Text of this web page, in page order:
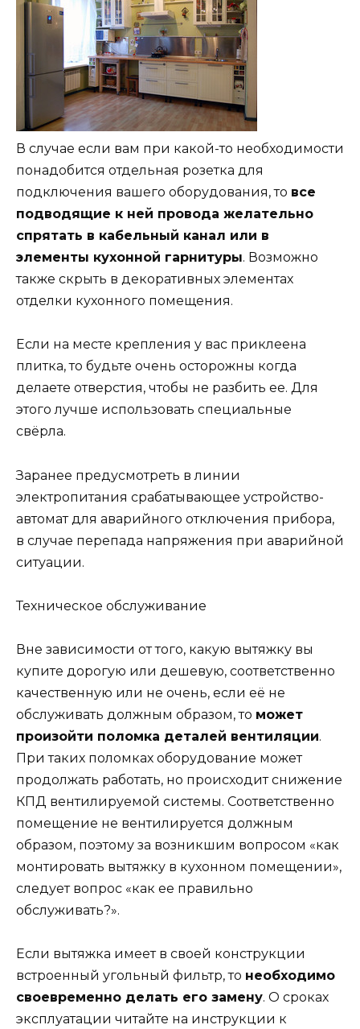
В случае если вам при какой-то необходимости
понадобится отдельная розетка для
подключения вашего оборудования, то все
подводящие к ней провода желательно
спрятать в кабельный канал или в
элементы кухонной гарнитуры. Возможно
также скрыть в декоративных элементах
отделки кухонного помещения.
Если на месте крепления у вас приклеена
плитка, то будьте очень осторожны когда
делаете отверстия, чтобы не разбить ее. Для
этого лучше использовать специальные
свёрла.
Заранее предусмотреть в линии
электропитания срабатывающее устройство-
автомат для аварийного отключения прибора,
в случае перепада напряжения при аварийной
ситуации.
Техническое обслуживание
Вне зависимости от того, какую вытяжку вы
купите дорогую или дешевую, соответственно
качественную или не очень, если её не
обслуживать должным образом, то может
произойти поломка деталей вентиляции.
При таких поломках оборудование может
продолжать работать, но происходит снижение
КПД вентилируемой системы. Соответственно
помещение не вентилируется должным
образом, поэтому за возникшим вопросом «как
монтировать вытяжку в кухонном помещении»,
следует вопрос «как ее правильно
обслуживать?».
Если вытяжка имеет в своей конструкции
встроенный угольный фильтр, то необходимо
своевременно делать его замену. О сроках
эксплуатации читайте на инструкции к